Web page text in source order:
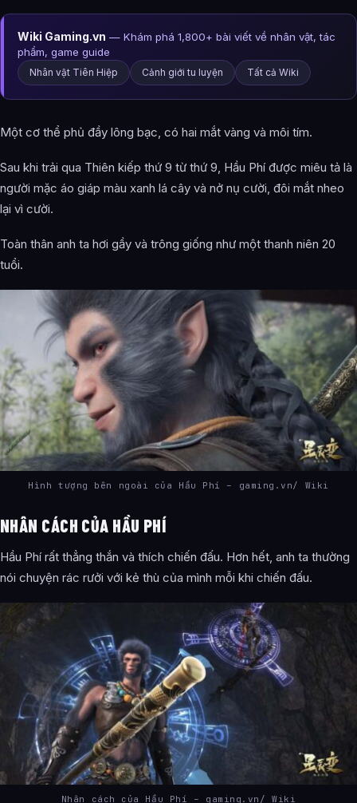
Wiki Gaming.vn — Khám phá 1,800+ bài viết về nhân vật, tác
phẩm, game guide
Nhân vật Tiên Hiệp Cảnh giới tu luyện Tất cả Wiki
Một cơ thể phủ đầy lông bạc, có hai mắt vàng và môi tím.
Sau khi trải qua Thiên kiếp thứ 9 từ thứ 9, Hầu Phí được miêu tả là
người mặc áo giáp màu xanh lá cây và nở nụ cười, đôi mắt nheo
lại vì cười.
Toàn thân anh ta hơi gầy và trông giống như một thanh niên 20
tuổi.
Hình tượng bên ngoài của Hầu Phí – gaming.vn/ Wiki
NHÂN CÁCH CỦA HẦU PHÍ
Hầu Phí rất thẳng thắn và thích chiến đấu. Hơn hết, anh ta thường
nói chuyện rác rưởi với kẻ thù của mình mỗi khi chiến đấu.
Nhân cách của Hầu Phí – gaming.vn/ Wiki